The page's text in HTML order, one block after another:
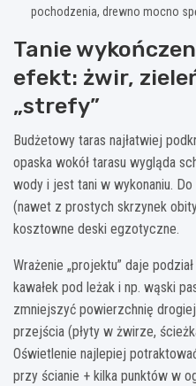
pochodzenia, drewno mocno
Tanie
efekt: żwir,
„strefy”
Budżetowy taras najłatwiej
opaska wokół tarasu wygląda
wody i jest tani w wykonaniu.
(nawet z prostych skrzynek
kosztowne deski egzotyczne.
Wrażenie „projektu” daje
kawałek pod leżak i np. wąski
zmniejszyć powierzchnię
przejścia (płyty w żwirze,
Oświetlenie najlepiej
przy ścianie + kilka punktów w